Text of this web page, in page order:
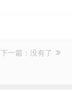
下一篇：没有了